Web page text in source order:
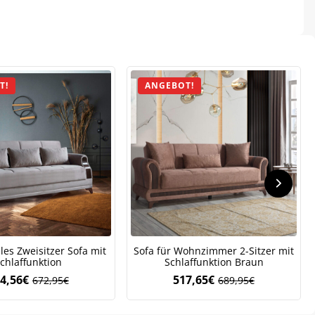
Zweisitzer Sofa mit
672,95€
Ursprünglicher
Preis
€Aktueller
Preis
ANGEBOT!
Sofa für Wohnzimmer 2-Sitzer mit
Schlaffunktion Braun
689,95€
Ursprünglicher
Preis
517,65€Aktueller
Preis